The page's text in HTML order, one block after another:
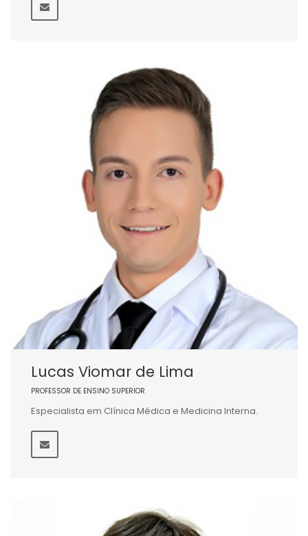
Lucas Viomar de Lima
PROFESSOR DE ENSINO SUPERIOR
Especialista em Clínica Médica e Medicina Interna.